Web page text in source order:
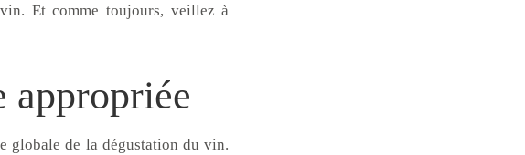
Et comme toujours, veillez à
appropriée
globale de la dégustation du vin.